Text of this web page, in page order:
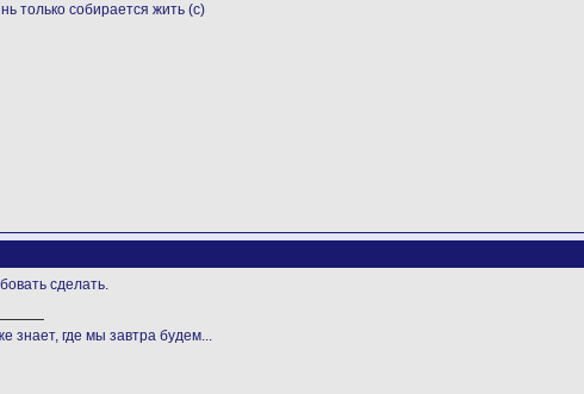
только собирается жить (с)
сделать.
знает, где мы завтра будем...